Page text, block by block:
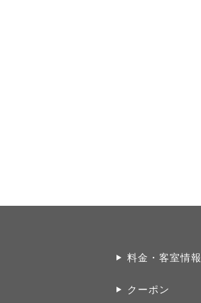
料金・客室情報
クーポン